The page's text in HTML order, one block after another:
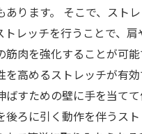
あります。 そこで、スト
トレッチを行うことで、肩
筋肉を強化することが可
を高めるストレッチが有効
ばすための壁に手を当て
後ろに引く動作を伴うス